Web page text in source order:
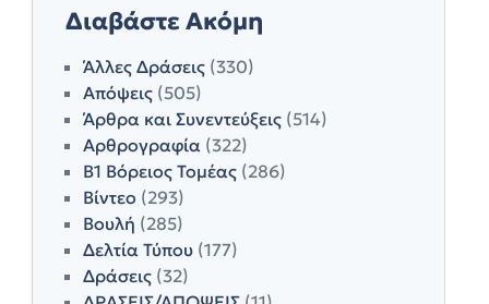
Διαβάστε Ακόμη
Άλλες Δράσεις(330)
Απόψεις(505)
Άρθρα και Συνεντεύξεις(514)
Αρθρογραφία(322)
Β1 Βόρειος Τομέας(286)
Βίντεο (293)
Βουλή (285)
Δελτία Τύπου(177)
Δράσεις(32)